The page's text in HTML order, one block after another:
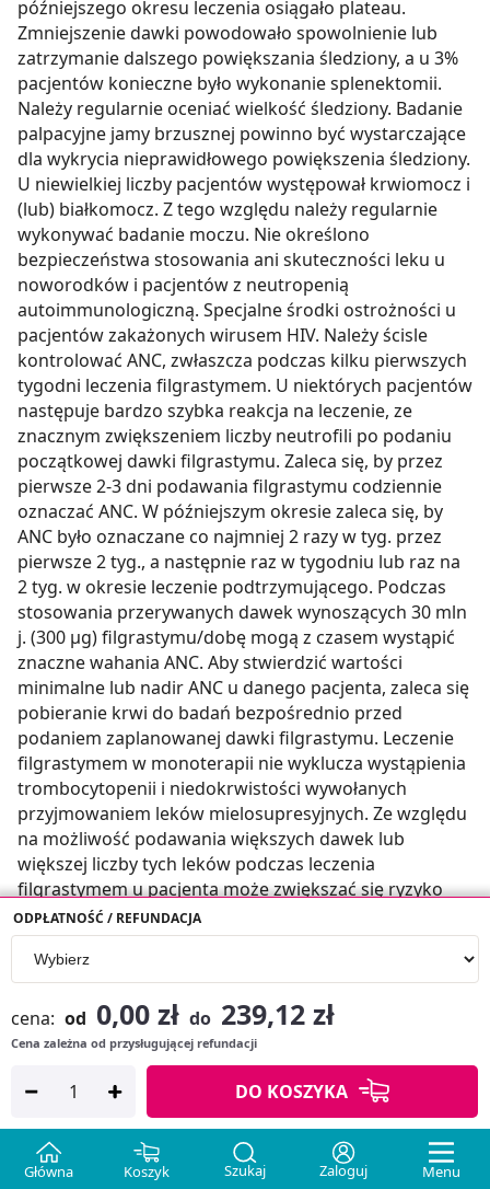
Główna Koszyk Szukaj Zaloguj Menu
ODPŁATNOŚĆ / REFUNDACJA
cena: od 0,00 zł do 239,12 zł
Cena zależna od przysługującej refundacji
DO KOSZYKA